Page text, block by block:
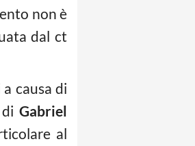
non è
dal ct
causa di
Gabriel
al